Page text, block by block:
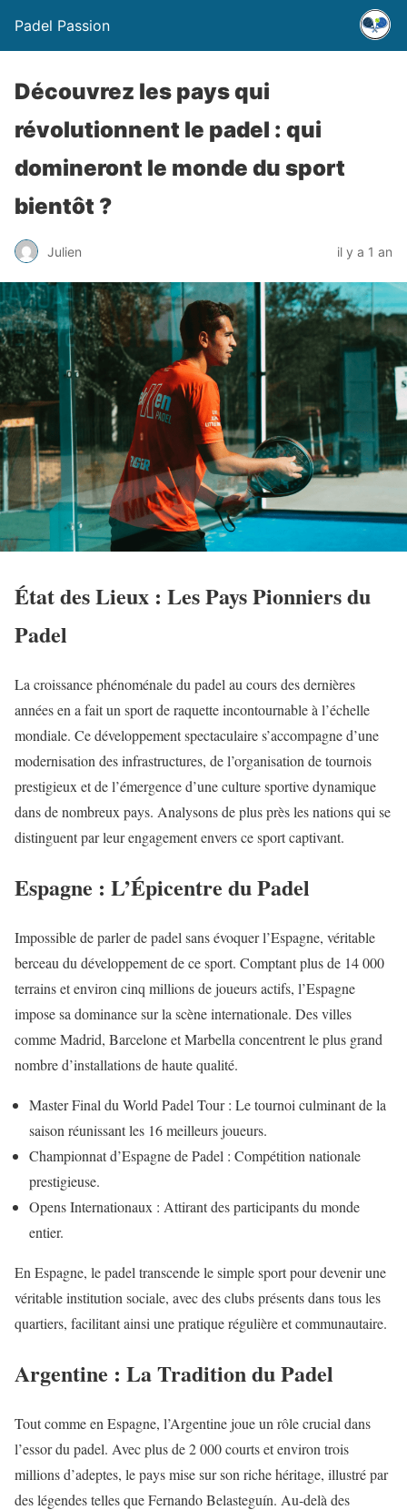
Padel Passion
Découvrez les pays qui
révolutionnent le padel : qui
domineront le monde du sport
bientôt ?
Julien il y a 1 an
État des Lieux : Les Pays Pionniers du
Padel
La croissance phénoménale du padel au cours des dernières
années en a fait un sport de raquette incontournable à l’échelle
mondiale. Ce développement spectaculaire s’accompagne d’une
modernisation des infrastructures, de l’organisation de tournois
prestigieux et de l’émergence d’une culture sportive dynamique
dans de nombreux pays. Analysons de plus près les nations qui se
distinguent par leur engagement envers ce sport captivant.
Espagne : L’Épicentre du Padel
Impossible de parler de padel sans évoquer l’Espagne, véritable
berceau du développement de ce sport. Comptant plus de 14 000
terrains et environ cinq millions de joueurs actifs, l’Espagne
impose sa dominance sur la scène internationale. Des villes
comme Madrid, Barcelone et Marbella concentrent le plus grand
nombre d’installations de haute qualité.
Master Final du World Padel Tour : Le tournoi culminant de la
saison réunissant les 16 meilleurs joueurs.
Championnat d’Espagne de Padel : Compétition nationale
prestigieuse.
Opens Internationaux : Attirant des participants du monde
entier.
En Espagne, le padel transcende le simple sport pour devenir une
véritable institution sociale, avec des clubs présents dans tous les
quartiers, facilitant ainsi une pratique régulière et communautaire.
Argentine : La Tradition du Padel
Tout comme en Espagne, l’Argentine joue un rôle crucial dans
l’essor du padel. Avec plus de 2 000 courts et environ trois
millions d’adeptes, le pays mise sur son riche héritage, illustré par
des légendes telles que Fernando Belasteguín. Au-delà des